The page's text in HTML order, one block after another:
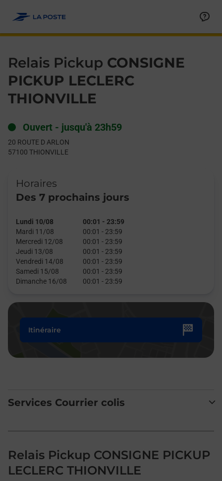
Relais Pickup CONSIGNE
PICKUP LECLERC
THIONVILLE
Ouvert - jusqu'à 23h59
20 ROUTE D ARLON
57100 THIONVILLE
Horaires
Des 7 prochains jours
Lundi 10/08 00:01 - 23:59
Mardi 11/08
00:01 - 23:59
Mercredi 12/08
00:01 - 23:59
Jeudi 13/08
00:01 - 23:59
Vendredi 14/08
00:01 - 23:59
Samedi 15/08
00:01 - 23:59
Dimanche 16/08
00:01 - 23:59
Itinéraire
Services Courrier colis
Relais Pickup CONSIGNE PICKUP
LECLERC THIONVILLE